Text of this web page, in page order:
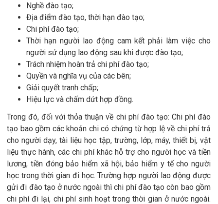
Nghề đào tạo;
Địa điểm đào tạo, thời hạn đào tạo;
Chi phí đào tạo;
Thời hạn người lao động cam kết phải làm việc cho
người sử dụng lao động sau khi được đào tạo;
Trách nhiệm hoàn trả chi phí đào tạo;
Quyền và nghĩa vụ của các bên;
Giải quyết tranh chấp;
Hiệu lực và chấm dứt hợp đồng.
Trong đó, đối với thỏa thuận về chi phí đào tạo: Chi phí đào
tạo bao gồm các khoản chi có chứng từ hợp lệ về chi phí trả
cho người dạy, tài liệu học tập, trường, lớp, máy, thiết bị, vật
liệu thực hành, các chi phí khác hỗ trợ cho người học và tiền
lương, tiền đóng bảo hiểm xã hội, bảo hiểm y tế cho người
học trong thời gian đi học. Trường hợp người lao động được
gửi đi đào tạo ở nước ngoài thì chi phí đào tạo còn bao gồm
chi phí đi lại, chi phí sinh hoạt trong thời gian ở nước ngoài.